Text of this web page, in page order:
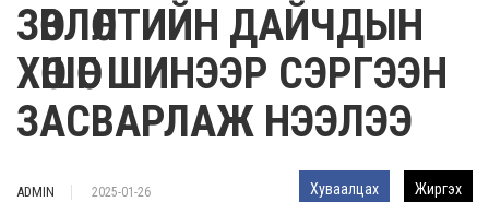
ЗӨВЛӨЛТИЙН ДАЙЧДЫН
ХӨШӨӨГ ШИНЭЭР СЭРГЭЭН
ЗАСВАРЛАЖ НЭЭЛЭЭ
ADMIN 2025-01-26 Хуваалцах Жиргэх